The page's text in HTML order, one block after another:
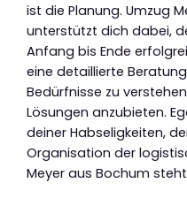
ist die Planung. Umzug
unterstützt dich dabei,
Anfang bis Ende
eine detaillierte
Bedürfnisse zu
Lösungen anzubieten.
deiner Habseligkeiten,
Organisation der
Meyer aus Bochum